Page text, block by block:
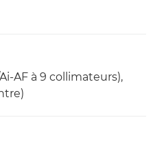
AF à 9 collimateurs),